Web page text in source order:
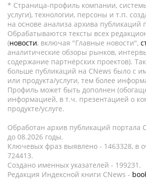
* Страница-профиль компании,
услуги), технологии, персоны и т.п.
на основе анализа архива публикаций
Обрабатываются тексты всех
(новости, включая "Главные новости",
аналитические обзоры рынков,
содержание партнёрских проектов).
больше публикаций на CNews было с
или продукта/услуги, тем более
Профиль может быть дополнен
информацией, в т.ч. презентацией о
продукте/услуге.
Обработан архив публикаций портала
до 08.2026 годы.
Ключевых фраз выявлено - 1463328, в
724413.
Создано именных указателей - 199231.
Редакция Индексной книги CNews -